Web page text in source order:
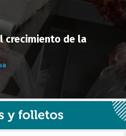
crecimiento de la